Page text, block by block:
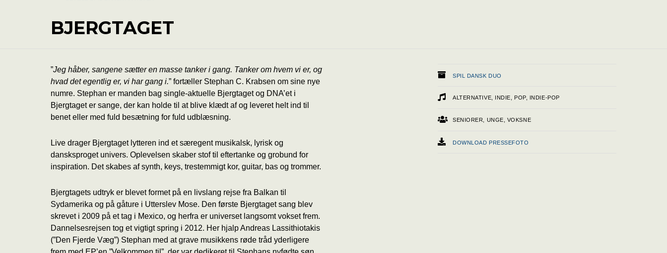
BJERGTAGET
”Jeg håber, sangene sætter en masse tanker i gang. Tanker om hvem vi er, og
hvad det egentlig er, vi har gang i.” fortæller Stephan C. Krabsen om sine nye
numre. Stephan er manden bag single-aktuelle Bjergtaget og DNA’et i
Bjergtaget er sange, der kan holde til at blive klædt af og leveret helt ind til
benet eller med fuld besætning for fuld udblæsning.
Live drager Bjergtaget lytteren ind et særegent musikalsk, lyrisk og
dansksproget univers. Oplevelsen skaber stof til eftertanke og grobund for
inspiration. Det skabes af synth, keys, trestemmigt kor, guitar, bas og trommer.
Bjergtagets udtryk er blevet formet på en livslang rejse fra Balkan til
Sydamerika og på gåture i Utterslev Mose. Den første Bjergtaget sang blev
skrevet i 2009 på et tag i Mexico, og herfra er universet langsomt vokset frem.
Dannelsesrejsen tog et vigtigt spring i 2012. Her hjalp Andreas Lassithiotakis
(”Den Fjerde Væg”) Stephan med at grave musikkens røde tråd yderligere
SPIL DANSK DUO
ALTERNATIVE, INDIE, POP, INDIE-POP
SENIORER, UNGE, VOKSNE
DOWNLOAD PRESSEFOTO